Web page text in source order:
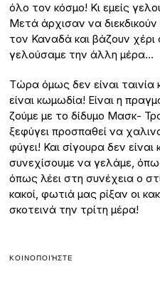
όλο τον κόσμο! Κι εμείς
Μετά άρχισαν να
τον Καναδά και βάζουν
γελούσαμε την άλλη μέρα…
Tώρα όμως δεν είναι ταινία
είναι κωμωδία! Είναι η
ζούμε με το δίδυμο Μασκ-
ξεφύγει προσπαθεί να
φύγει! Και σίγουρα δεν
συνεχίσουμε να γελάμε,
όπως λέει στη συνέχεια ο
κακοί, φωτιά μας ρίξαν οι
σκοτεινά την τρίτη μέρα!
ΚΟΙΝΟΠΟΙΉΣΤΕ